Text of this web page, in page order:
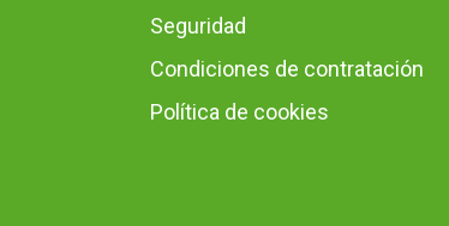
Seguridad
Condiciones de contratación
Política de cookies